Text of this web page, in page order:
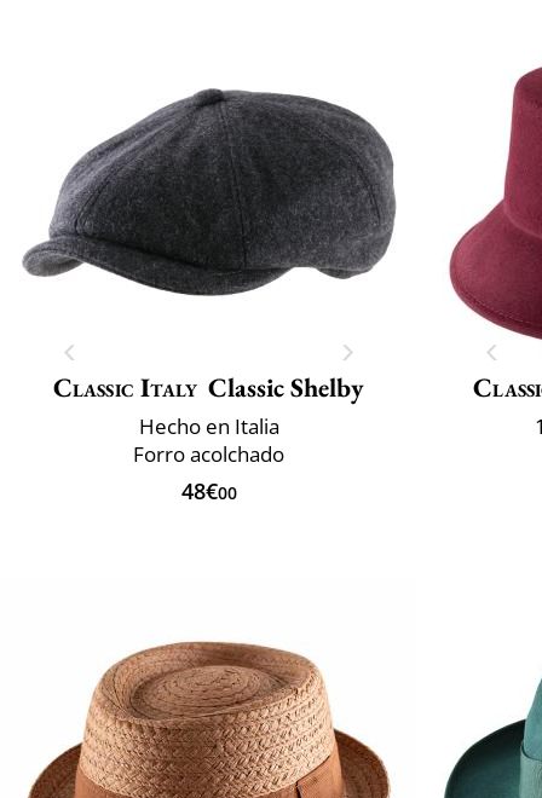
Classic Italy Classic Shelby
Hecho en Italia
Forro acolchado
48€00